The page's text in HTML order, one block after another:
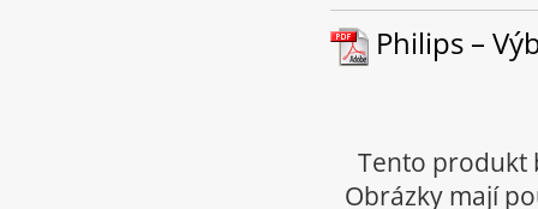
Philips –
Tento produkt
Obrázky mají